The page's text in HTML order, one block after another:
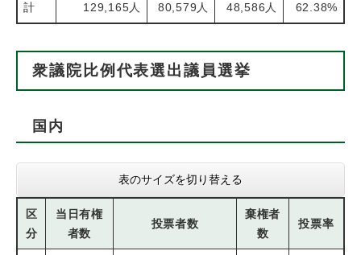
計 129,165人 80,579人 48,586人 62.38%
衆議院比例代表選出議員選挙
国内
表のサイズを切り替える
区
分
当日有権
者数
投票者数
棄権者
数
投票率